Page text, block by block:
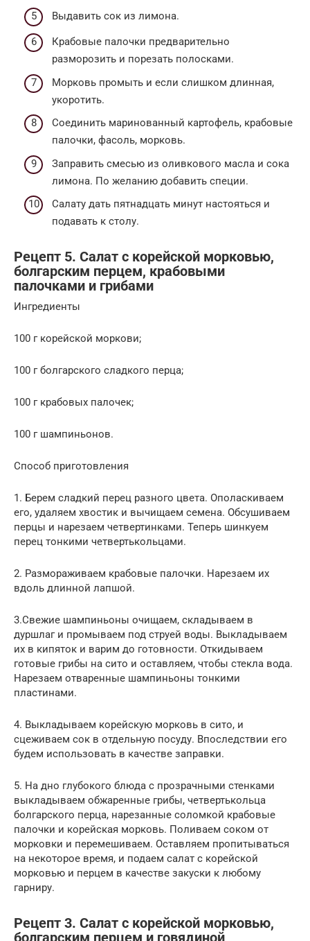
Выдавить сок из лимона.
Крабовые палочки предварительно
разморозить и порезать полосками.
Морковь промыть и если слишком длинная,
укоротить.
Соединить маринованный картофель, крабовые
палочки, фасоль, морковь.
Заправить смесью из оливкового масла и сока
лимона. По желанию добавить специи.
Салату дать пятнадцать минут настояться и
подавать к столу.
Рецепт 5. Салат с корейской морковью,
болгарским перцем, крабовыми
палочками и грибами
Ингредиенты
100 г корейской моркови;
100 г болгарского сладкого перца;
100 г крабовых палочек;
100 г шампиньонов.
Способ приготовления
1. Берем сладкий перец разного цвета. Ополаскиваем
его, удаляем хвостик и вычищаем семена. Обсушиваем
перцы и нарезаем четвертинками. Теперь шинкуем
перец тонкими четвертькольцами.
2. Размораживаем крабовые палочки. Нарезаем их
вдоль длинной лапшой.
3.Свежие шампиньоны очищаем, складываем в
дуршлаг и промываем под струей воды. Выкладываем
их в кипяток и варим до готовности. Откидываем
готовые грибы на сито и оставляем, чтобы стекла вода.
Нарезаем отваренные шампиньоны тонкими
пластинами.
4. Выкладываем корейскую морковь в сито, и
сцеживаем сок в отдельную посуду. Впоследствии его
будем использовать в качестве заправки.
5. На дно глубокого блюда с прозрачными стенками
выкладываем обжаренные грибы, четвертькольца
болгарского перца, нарезанные соломкой крабовые
палочки и корейская морковь. Поливаем соком от
морковки и перемешиваем. Оставляем пропитываться
на некоторое время, и подаем салат с корейской
морковью и перцем в качестве закуски к любому
гарниру.
Рецепт 3. Салат с корейской морковью,
болгарским перцем и говядиной